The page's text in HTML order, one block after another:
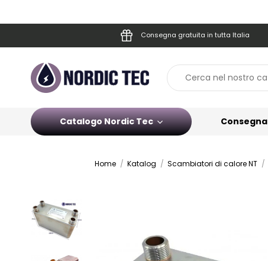
Consegna gratuita in tutta Italia
Catalogo Nordic Tec Consegna
Home Katalog Scambiatori di calore NT